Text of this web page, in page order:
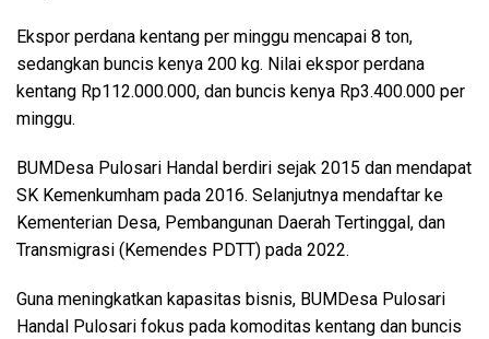
Ekspor perdana kentang per minggu mencapai 8 ton,
sedangkan buncis kenya 200 kg. Nilai ekspor perdana
kentang Rp112.000.000, dan buncis kenya Rp3.400.000 per
minggu.
BUMDesa Pulosari Handal berdiri sejak 2015 dan mendapat
SK Kemenkumham pada 2016. Selanjutnya mendaftar ke
Kementerian Desa, Pembangunan Daerah Tertinggal, dan
Transmigrasi (Kemendes PDTT) pada 2022.
Guna meningkatkan kapasitas bisnis, BUMDesa Pulosari
Handal Pulosari fokus pada komoditas kentang dan buncis